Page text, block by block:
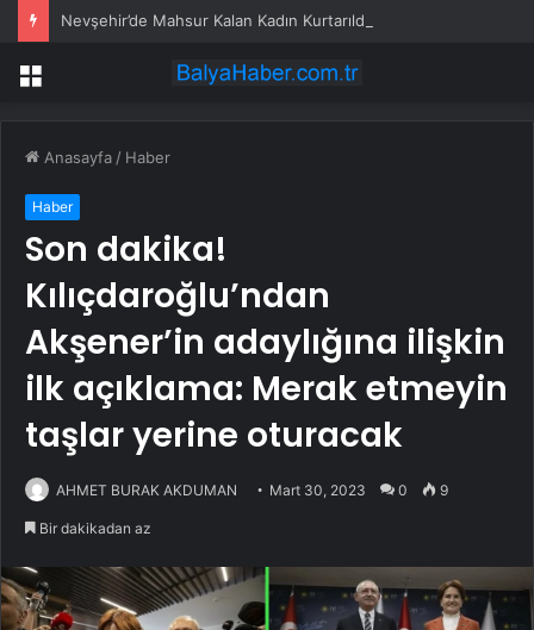
Nevşehir’de Mahsur Kalan Kadın Kurtarıldı
Menü
Anasayfa / Haber
Haber
Son dakika!
Kılıçdaroğlu’ndan
Akşener’in adaylığına ilişkin
ilk açıklama: Merak etmeyin
taşlar yerine oturacak
AHMET BURAK AKDUMAN Mart 30, 2023 0 9
Bir dakikadan az